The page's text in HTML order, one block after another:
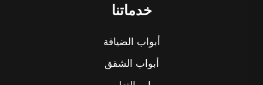
خدماتنا
أبواب الضيافة
أبواب الشقق